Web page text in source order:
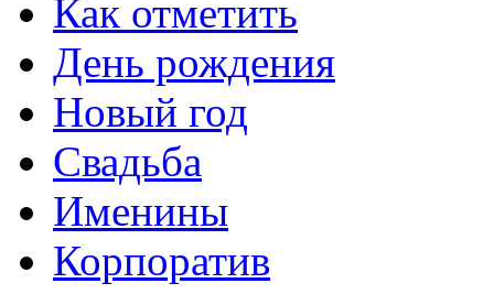
Как отметить
День рождения
Новый год
Свадьба
Именины
Корпоратив